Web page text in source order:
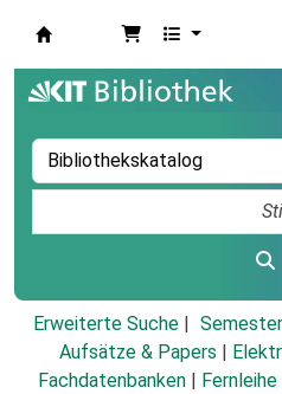
Erweiterte Suche
Aufsätze & Papers
Fachdatenbanken
Fernleihe